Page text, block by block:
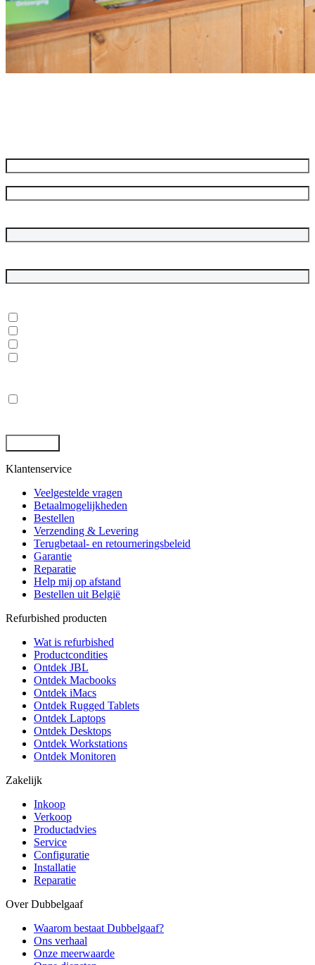
Privacy
Klantenservice
Veelgestelde vragen
Betaalmogelijkheden
Bestellen
Verzending & Levering
Terugbetaal- en retourneringsbeleid
Garantie
Reparatie
Help mij op afstand
Bestellen uit België
Refurbished producten
Wat is refurbished
Productcondities
Ontdek JBL
Ontdek Macbooks
Ontdek iMacs
Ontdek Rugged Tablets
Ontdek Laptops
Ontdek Desktops
Ontdek Workstations
Ontdek Monitoren
Zakelijk
Inkoop
Verkoop
Productadvies
Service
Configuratie
Installatie
Reparatie
Over Dubbelgaaf
Waarom bestaat Dubbelgaaf?
Ons verhaal
Onze meerwaarde